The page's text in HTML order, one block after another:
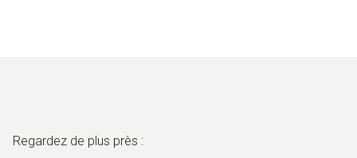
Regardez de plus près :